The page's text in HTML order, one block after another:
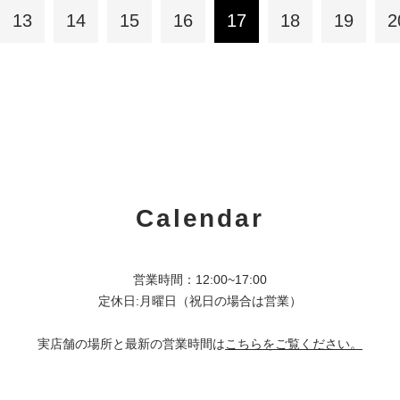
13 14 15 16 17 18 19
Calendar
営業時間：12:00~17:00
定休日:月曜日（祝日の場合は営業）
実店舗の場所と最新の営業時間はこちらをご覧ください。